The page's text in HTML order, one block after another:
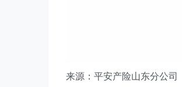
来源：平安产险山东分公司